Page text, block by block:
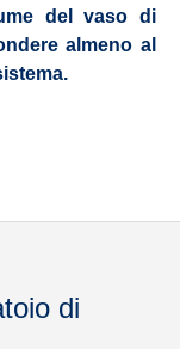
del vaso di
almeno al
di